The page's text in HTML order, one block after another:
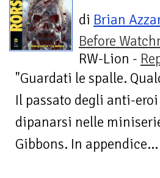
di Brian
Before
RW-Lion -
"Guardati le spalle.
Il passato degli anti-
dipanarsi nelle
Gibbons. In appendice...